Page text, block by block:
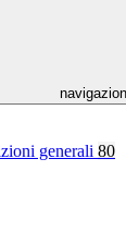
generali 80